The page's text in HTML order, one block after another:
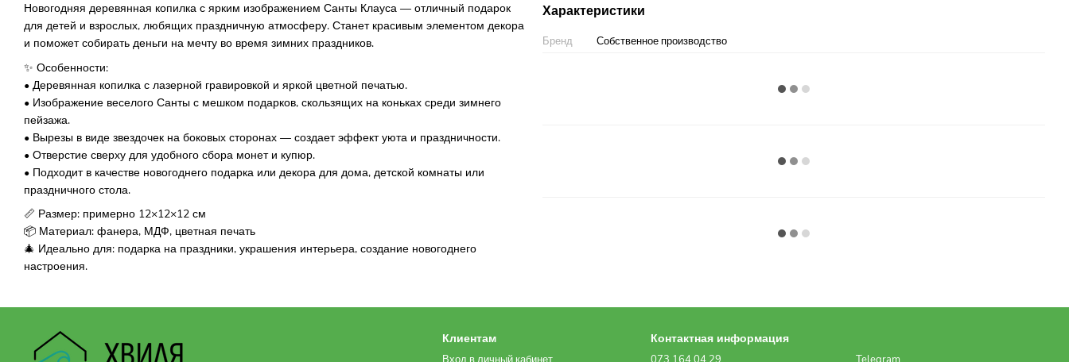
Новогодняя деревянная копилка с ярким изображением Санты Клауса — отличный подарок
для детей и взрослых, любящих праздничную атмосферу. Станет красивым элементом декора
и поможет собирать деньги на мечту во время зимних праздников.
✨ Особенности:
• Деревянная копилка с лазерной гравировкой и яркой цветной печатью.
• Изображение веселого Санты с мешком подарков, скользящих на коньках среди зимнего
пейзажа.
• Вырезы в виде звездочек на боковых сторонах — создает эффект уюта и праздничности.
• Отверстие сверху для удобного сбора монет и купюр.
• Подходит в качестве новогоднего подарка или декора для дома, детской комнаты или
праздничного стола.
📏 Размер: примерно 12×12×12 см
📦 Материал: фанера, МДФ, цветная печать
🎄 Идеально для: подарка на праздники, украшения интерьера, создание новогоднего
настроения.
Характеристики
Бренд Собственное производство
Клиентам Контактная информация